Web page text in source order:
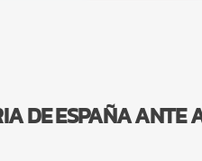
DE ESPAÑA ANTE